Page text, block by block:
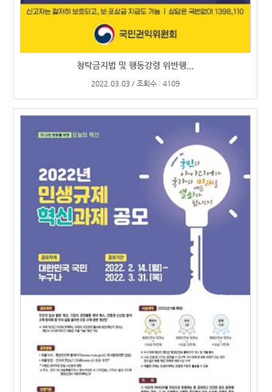
청탁금지법 및 행동강령 위반행...
2022.03.03 / 조회수 : 4109